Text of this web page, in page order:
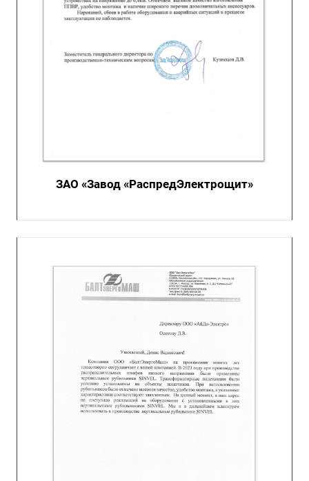
ЗАО «Завод «РаспредЭлектрощит»